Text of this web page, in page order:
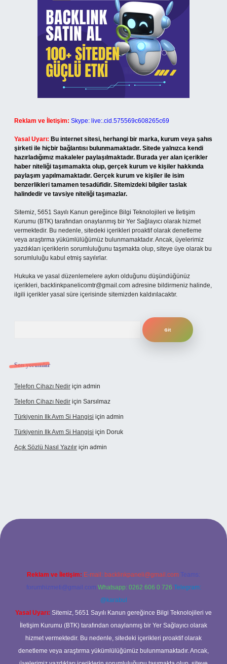
Reklam ve İletişim: Skype: live:.cid.575569c608265c69
Yasal Uyarı: Bu internet sitesi, herhangi bir marka, kurum veya şahıs
şirketi ile hiçbir bağlantısı bulunmamaktadır. Sitede yalnızca kendi
hazırladığımız makaleler paylaşılmaktadır. Burada yer alan içerikler
haber niteliği taşımamakta olup, gerçek kurum ve kişiler hakkında
paylaşım yapılmamaktadır. Gerçek kurum ve kişiler ile isim
benzerlikleri tamamen tesadüfidir. Sitemizdeki bilgiler taslak
halindedir ve tavsiye niteliği taşımazlar.
Sitemiz, 5651 Sayılı Kanun gereğince Bilgi Teknolojileri ve İletişim
Kurumu (BTK) tarafından onaylanmış bir Yer Sağlayıcı olarak hizmet
vermektedir. Bu nedenle, sitedeki içerikleri proaktif olarak denetleme
veya araştırma yükümlülüğümüz bulunmamaktadır. Ancak, üyelerimiz
yazdıkları içeriklerin sorumluluğunu taşımakta olup, siteye üye olarak bu
sorumluluğu kabul etmiş sayılırlar.
Hukuka ve yasal düzenlemelere aykırı olduğunu düşündüğünüz
içerikleri, backlinkpanelicomtr@gmail.com adresine bildirmeniz halinde,
ilgili içerikler yasal süre içerisinde sitemizden kaldırılacaktır.
Son yorumlar
Telefon Cihazı Nedir için admin
Telefon Cihazı Nedir için Sarsılmaz
Türkiyenin Ilk Avm Si Hangisi için admin
Türkiyenin Ilk Avm Si Hangisi için Doruk
Açık Sözlü Nasıl Yazılır için admin
Reklam ve İletişim: E-mail: backlinkpaneli@gmail.com Teams:
forumhizmeti@gmail.com Whatsapp: 0262 606 0 726 Telegram:
@karabul
Yasal Uyarı: Sitemiz, 5651 Sayılı Kanun gereğince Bilgi Teknolojileri ve
İletişim Kurumu (BTK) tarafından onaylanmış bir Yer Sağlayıcı olarak
hizmet vermektedir. Bu nedenle, sitedeki içerikleri proaktif olarak
denetleme veya araştırma yükümlülüğümüz bulunmamaktadır. Ancak,